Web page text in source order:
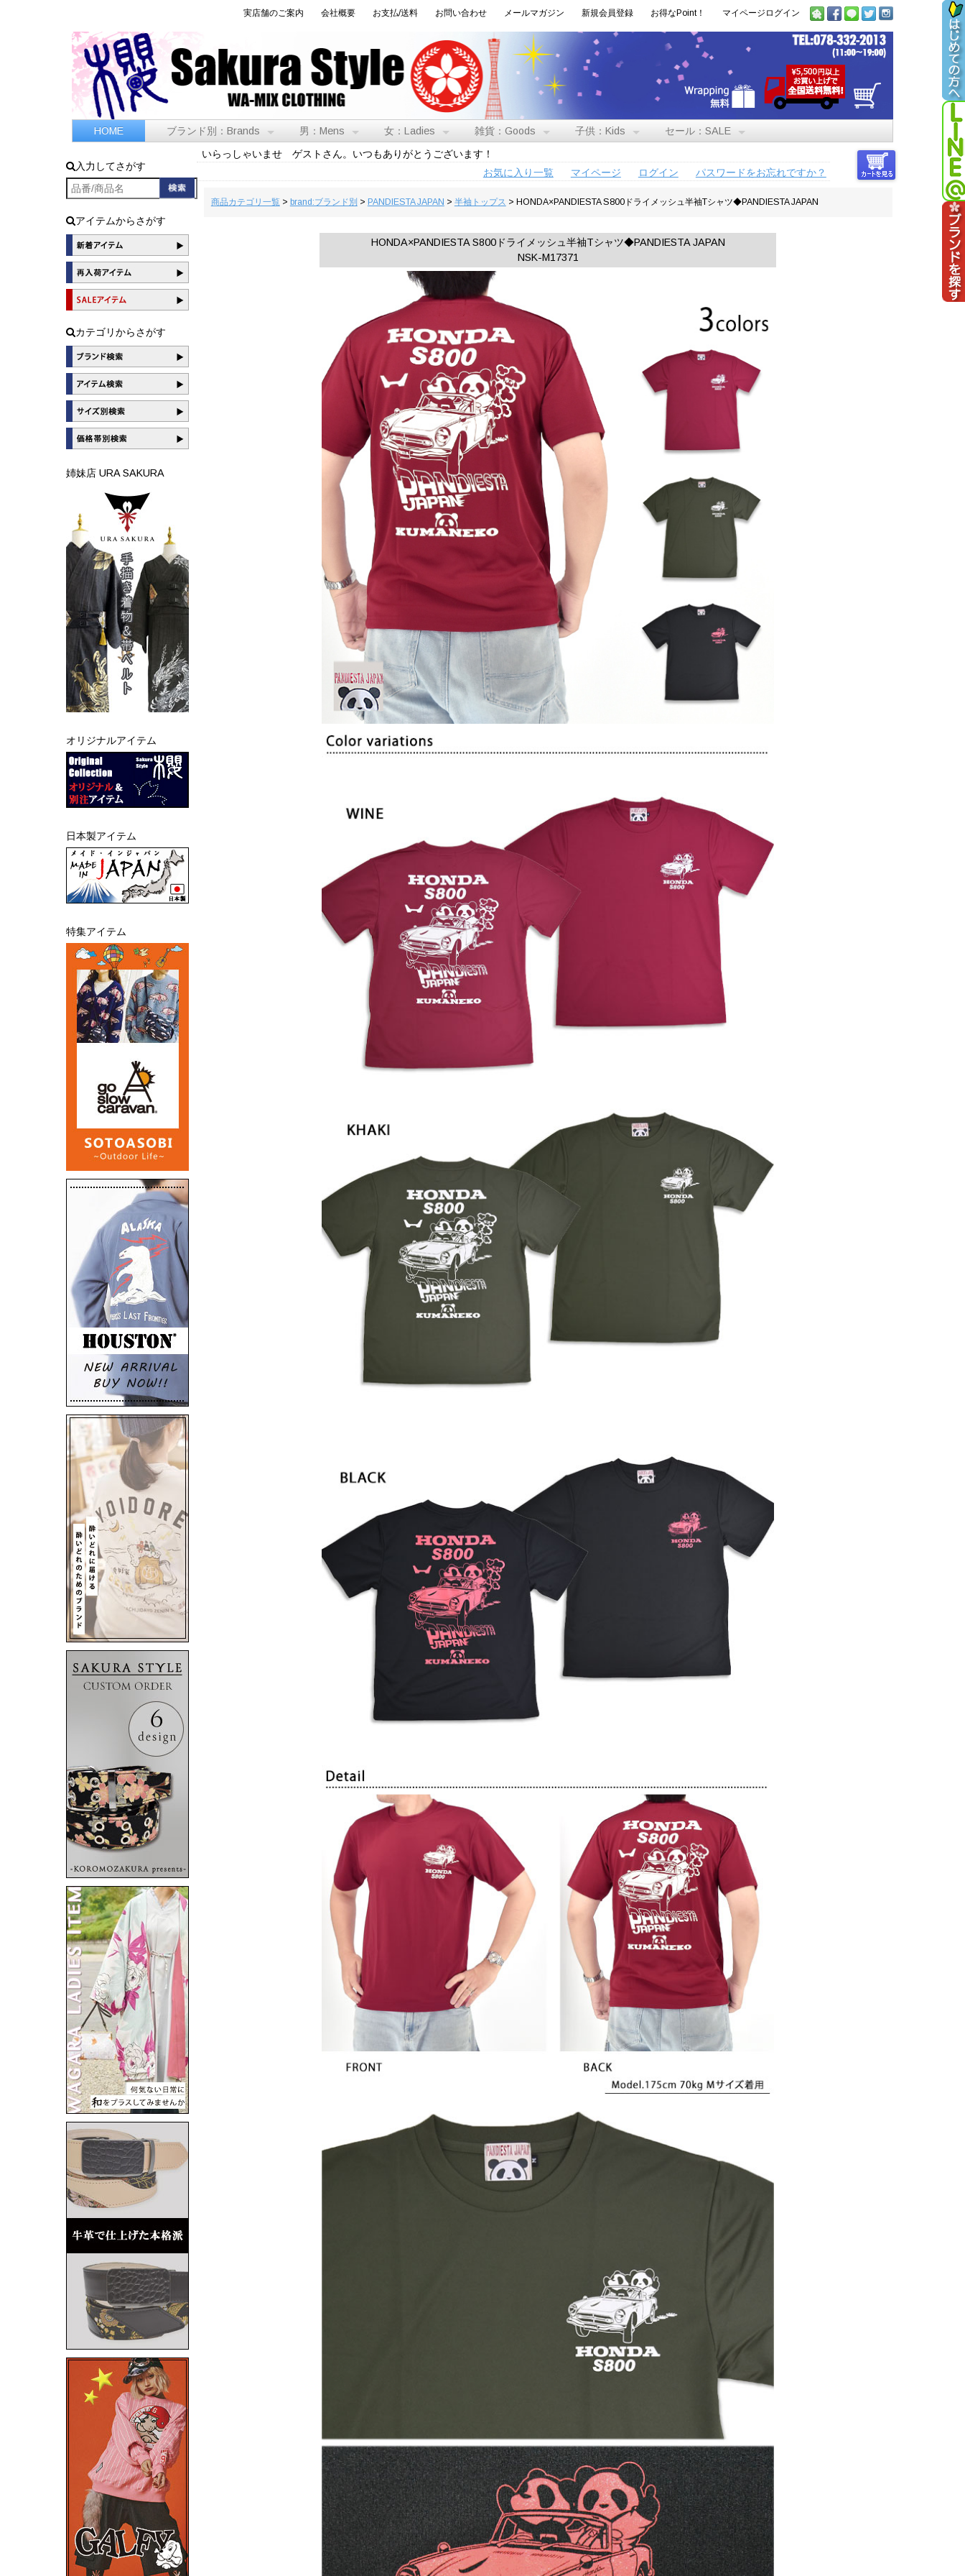
実店舗のご案内 会社概要 お支払/送料 お問い合わせ メールマガジン 新規会員登録 お得なPoint！ マイページログイン
HOME ブランド別：Brands 男：Mens 女：Ladies 雑貨：Goods 子供：Kids セール：SALE
入力してさがす
アイテムからさがす
カテゴリからさがす
姉妹店 URA SAKURA
オリジナルアイテム
日本製アイテム
特集アイテム
いらっしゃいませ ゲストさん。いつもありがとうございます！
お気に入り一覧
マイページ ログイン パスワードをお忘れですか？
商品カテゴリ一覧> brand:ブランド別 > PANDIESTA JAPAN > 半袖トップス > HONDA×PANDIESTA S800ドライメッシュ半袖Tシャツ◆PANDIESTA JAPAN
HONDA×PANDIESTA S800ドライメッシュ半袖Tシャツ◆PANDIESTA JAPAN
NSK-M17371